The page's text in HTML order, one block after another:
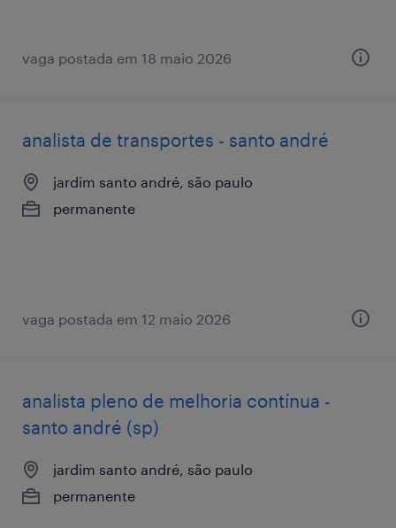
vaga postada em 18 maio 2026
analista de transportes - santo andré
jardim santo andré, são paulo
permanente
vaga postada em 12 maio 2026
analista pleno de melhoria contínua -
santo andré (sp)
jardim santo andré, são paulo
permanente